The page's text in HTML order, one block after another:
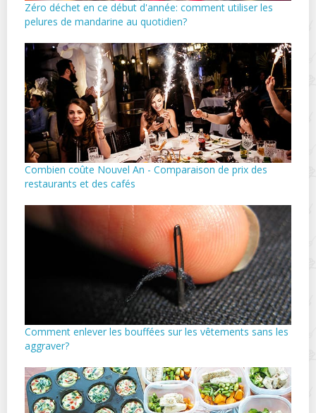
Zéro déchet en ce début d'année: comment utiliser les
pelures de mandarine au quotidien?
Combien coûte Nouvel An - Comparaison de prix des
restaurants et des cafés
Comment enlever les bouffées sur les vêtements sans les
aggraver?